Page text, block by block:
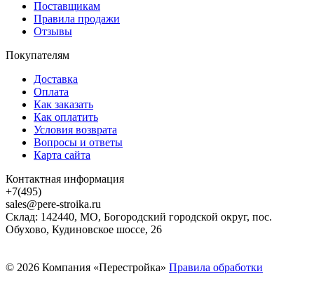
Поставщикам
Правила продажи
Отзывы
Покупателям
Доставка
Оплата
Как заказать
Как оплатить
Условия возврата
Вопросы и ответы
Карта сайта
Контактная информация
+7(495)
sales@pere-stroika.ru
Склад: 142440, МО, Богородский городской округ, пос.
Обухово, Кудиновское шоссе, 26
© 2026 Компания «Перестройка» Правила обработки